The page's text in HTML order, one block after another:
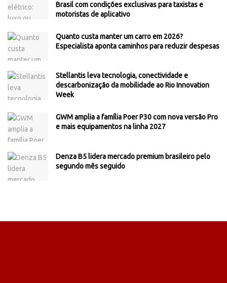
Brasil com condições exclusivas para taxistas e
motoristas de aplicativo
Quanto custa manter um carro em 2026?
Especialista aponta caminhos para reduzir despesas
Stellantis leva tecnologia, conectividade e
descarbonização da mobilidade ao Rio Innovation
Week
GWM amplia a família Poer P30 com nova versão Pro
e mais equipamentos na linha 2027
Denza B5 lidera mercado premium brasileiro pelo
segundo mês seguido